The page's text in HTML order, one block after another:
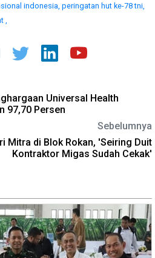
indonesia, peringatan hut ke-78 tni,
,
Universal Health
97,70 Persen
Sebelumnya
Mitra di Blok Rokan, 'Seiring Duit
Kontraktor Migas Sudah Cekak'